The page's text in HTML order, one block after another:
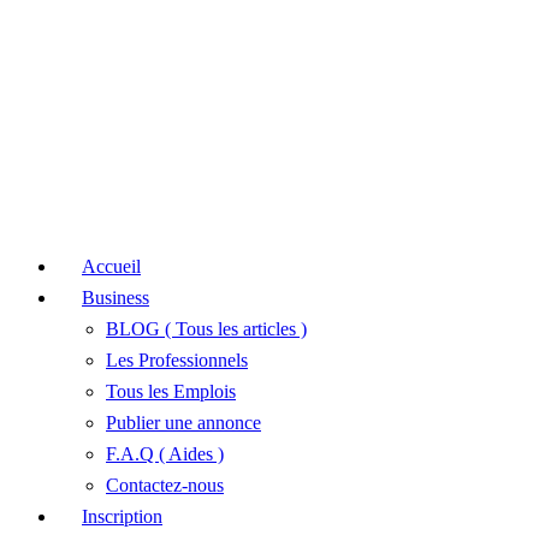
Accueil
Business
BLOG ( Tous les articles )
Les Professionnels
Tous les Emplois
Publier une annonce
F.A.Q ( Aides )
Contactez-nous
Inscription